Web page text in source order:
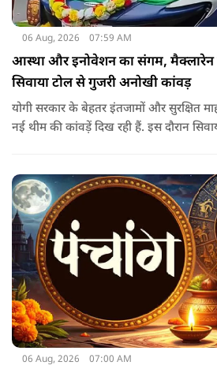
06 Aug, 2026 07:59 AM
आस्था और इनोवेशन का संगम, मैक्लारेन
सिवाया टोल से गुजरी अनोखी कांवड़
योगी सरकार के बेहतर इंतजामों और सुरक्षित
नई थीम की कांवड़ें दिख रही हैं. इस दौरान
06 Aug, 2026 07:00 AM